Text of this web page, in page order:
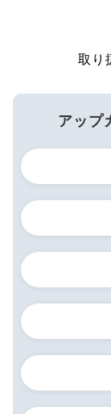
取り
アップ